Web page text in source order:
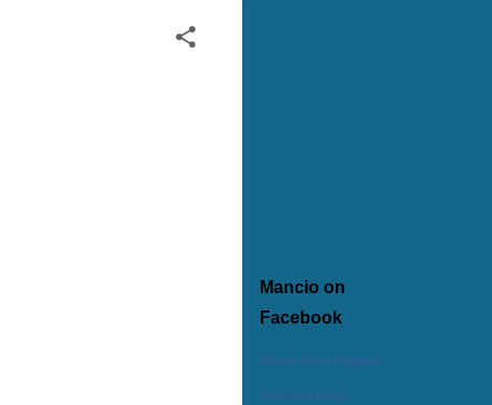
Mancio on
Facebook
Mancio Mario Ruggiero
Crea il tuo badge